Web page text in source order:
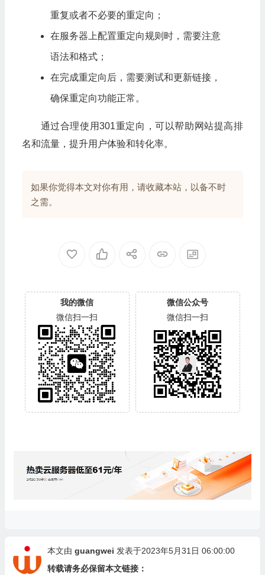
重复或者不必要的重定向；
在服务器上配置重定向规则时，需要注意
语法和格式；
在完成重定向后，需要测试和更新链接，
确保重定向功能正常。
通过合理使用301重定向，可以帮助网站提高排
名和流量，提升用户体验和转化率。
如果你觉得本文对你有用，请收藏本站，以备不时
之需。
我的微信
微信扫一扫
微信公众号
微信扫一扫
本文由 guangwei 发表于2023年5月31日 06:00:00
转载请务必保留本文链接：